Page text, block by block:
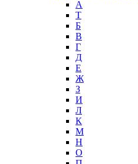
А
T
Б
В
Г
Д
Е
Ж
З
И
Л
К
М
Н
О